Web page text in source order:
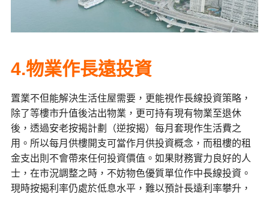
4.物業作長遠投資
置業不但能解決生活住屋需要，更能視作長線投資策略，
除了等樓市升值後沽出物業，更可持有現有物業至退休
後，透過安老按揭計劃（逆按揭）每月套現作生活費之
用。所以每月供樓開支可當作月供投資概念，而租樓的租
金支出則不會帶來任何投資價值。如果財務實力良好的人
士，在市況調整之時，不妨物色優質單位作中長線投資。
現時按揭利率仍處於低息水平，難以預計長遠利率攀升，